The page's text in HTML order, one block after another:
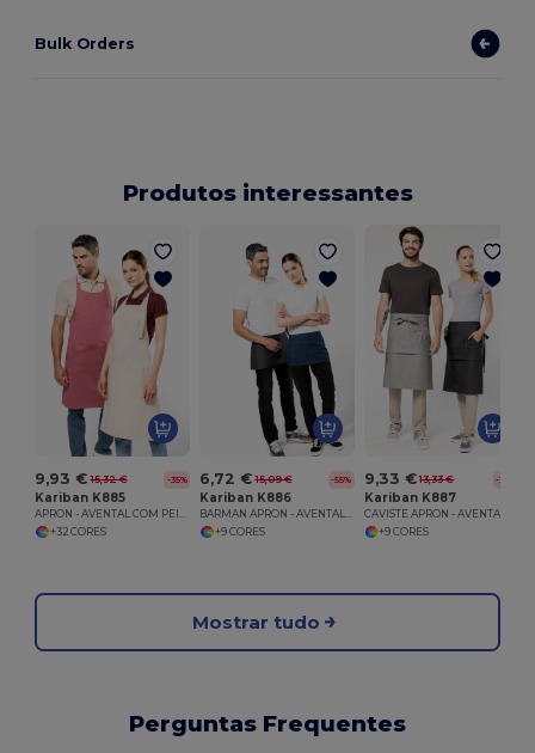
Bulk Orders
Produtos interessantes
9,93 € 15,32 € -35%
Kariban K885
APRON - AVENTAL COM PEITO
+32 CORES
6,72 € 15,09 € -55%
Kariban K886
BARMAN APRON - AVENTAL CURTO DE BARMAN
+9 CORES
9,33 € 13,33 € -30%
Kariban K887
+9 CORES
Mostrar tudo
Perguntas Frequentes